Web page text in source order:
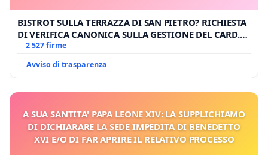
BISTROT SULLA TERRAZZA DI SAN PIETRO? RICHIESTA
DI VERIFICA CANONICA SULLA GESTIONE DEL CARD.
GAMBETTI
2 527 firme
Avviso di trasparenza
A SUA SANTITA' PAPA LEONE XIV: LA SUPPLICHIAMO
DI DICHIARARE LA SEDE IMPEDITA DI BENEDETTO
XVI E/O DI FAR APRIRE IL RELATIVO PROCESSO